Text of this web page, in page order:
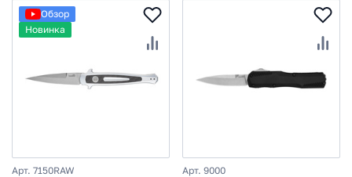
Обзор
Новинка
Арт. 7150RAW Арт. 9000